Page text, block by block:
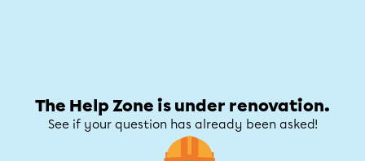
The Help Zone is under renovation.
See if your question has already been asked!